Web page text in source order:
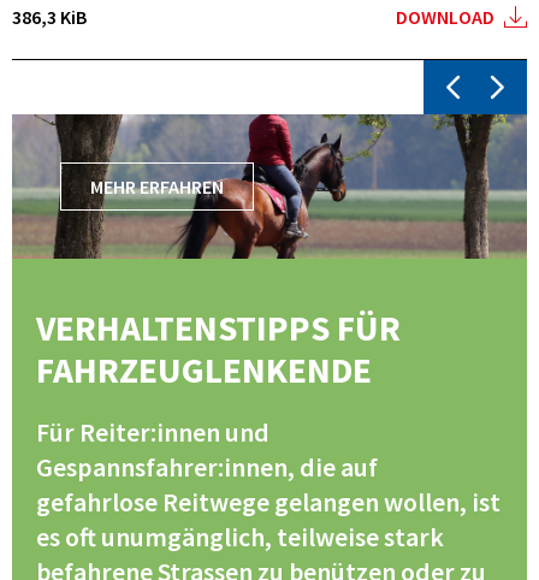
386,3 KiB
DOWNLOAD
MEHR ERFAHREN
MEHR ERFAHREN
MEHR ERFAHREN
VERHALTENSTIPPS FÜR
FAHRZEUGLENKENDE
Für Reiter:innen und
Gespannsfahrer:innen, die auf
gefahrlose Reitwege gelangen wollen, ist
es oft unumgänglich, teilweise stark
befahrene Strassen zu benützen oder zu